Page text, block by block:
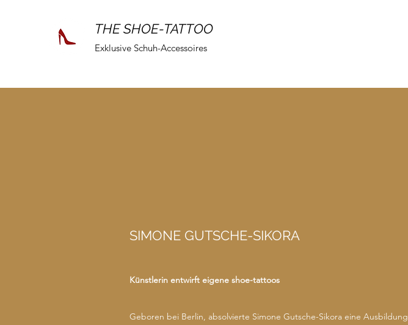
THE SHOE-TATTOO
Exklusive Schuh-Accessoires
SIMONE GUTSCHE-SIKORA
Künstlerin entwirft eigene shoe-tattoos
Geboren bei Berlin, absolvierte Simone Gutsche-Sikora eine Ausbildung